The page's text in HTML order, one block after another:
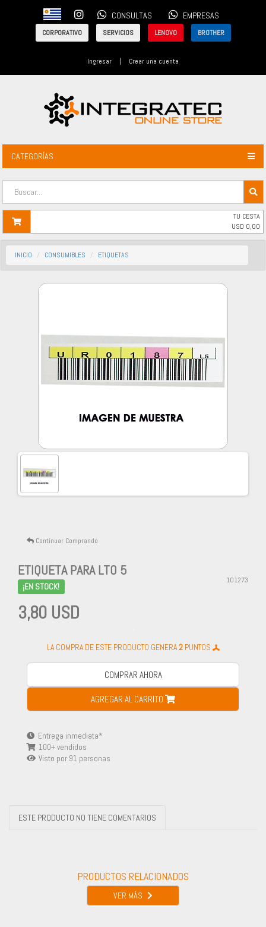
CONSULTAS EMPRESAS
CORPORATIVO SERVICIOS LENOVO BROTHER
Ingresar | Crear una cuenta
CATEGORÍAS
TU CESTA
USD 0,00
INICIO CONSUMIBLES ETIQUETAS
Continuar Comprando
ETIQUETA PARA LTO 5
¡EN STOCK!
101273
3,80 USD
LA COMPRA DE ESTE PRODUCTO GENERA2PUNTOS
COMPRAR AHORA
AGREGAR AL CARRITO
Entrega inmediata*
100+ vendidos
Visto por 91 personas
ESTE PRODUCTO NO TIENE COMENTARIOS
PRODUCTOS RELACIONADOS
VER MÁS